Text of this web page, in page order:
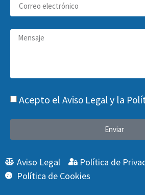
Acepto el Aviso Legaly la
Enviar
Aviso Legal
Política de
Política de Cookies